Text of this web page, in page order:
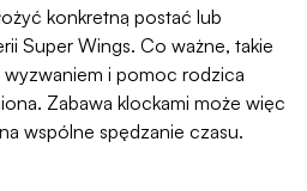
konkretną postać lub
Super Wings. Co ważne, takie
i pomoc rodzica
Zabawa klockami może więc
wspólne spędzanie czasu.